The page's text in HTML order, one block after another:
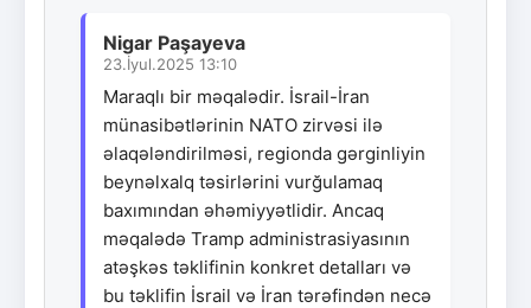
Nigar Paşayeva
23.İyul.2025 13:10
Maraqlı bir məqalədir. İsrail-İran
münasibətlərinin NATO zirvəsi ilə
əlaqələndirilməsi, regionda gərginliyin
beynəlxalq təsirlərini vurğulamaq
baxımından əhəmiyyətlidir. Ancaq
məqalədə Tramp administrasiyasının
atəşkəs təklifinin konkret detalları və
bu təklifin İsrail və İran tərəfindən necə